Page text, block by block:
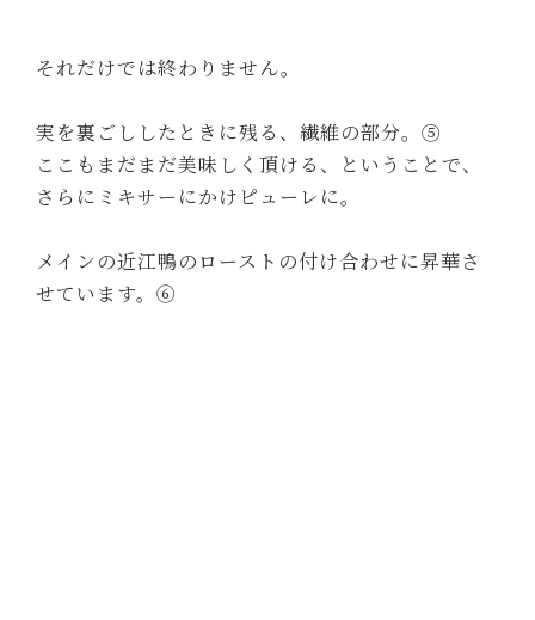
それだけでは終わりません。
実を裏ごししたときに残る、繊維の部分。⑤
ここもまだまだ美味しく頂ける、ということで、
さらにミキサーにかけピューレに。
メインの近江鴨のローストの付け合わせに昇華さ
せています。⑥